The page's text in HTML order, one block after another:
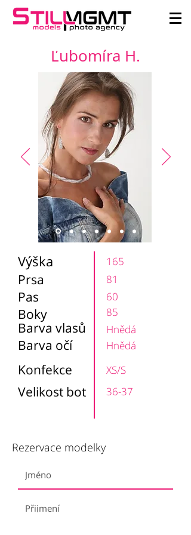
Ľubomíra H.
Výška 165
Prsa 81
Barva vlasů
Barva očí
60
85
Hnědá
Hnědá
Pas
Boky
Konfekce
XS/S
36-37
Velikost bot
Rezervace modelky